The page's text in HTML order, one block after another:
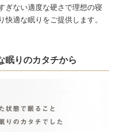
ぎない適度な硬さで理想の寝
適な眠りをご提供します。
眠りのカタチから